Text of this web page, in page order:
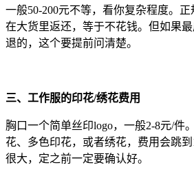
一般50-200元不等，看你复杂程度。
在大货里返还，等于不花钱。但如果
退的，这个要提前问清楚。
三、工作服的印花/绣花费用
胸口一个简单丝印logo，一般2-8元/件
花、多色印花，或者绣花，费用会跳到
很大，定之前一定要确认好。